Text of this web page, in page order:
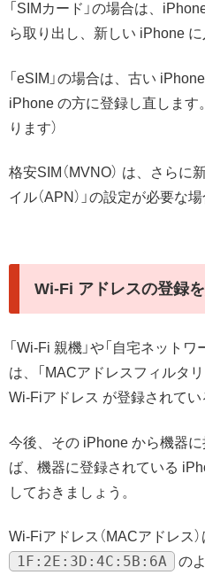
「SIMカード」の場合は、
ら取り出し、新しい iPhone に
「eSIM」の場合は、古い
iPhone の方に登録し直します
ります）
格安SIM（MVNO） は、さらに
イル（APN）」の設定が必要な
Wi-Fi アドレスの登録
「Wi-Fi 親機」や「自宅ネット
は、「MACアドレスフィルタ
Wi-Fiアドレス が登録されてい
今後、その iPhone から機器
ば、機器に登録されている
しておきましょう。
Wi-Fiアドレス（MACアドレス）
1F:2E:3D:4C:5B:6A
の